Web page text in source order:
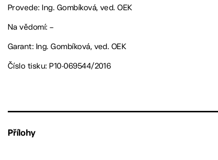
Provede: Ing. Gombíková, ved. OEK
Na vědomí: –
Garant: Ing. Gombíková, ved. OEK
Číslo tisku: P10-069544/2016
Přílohy